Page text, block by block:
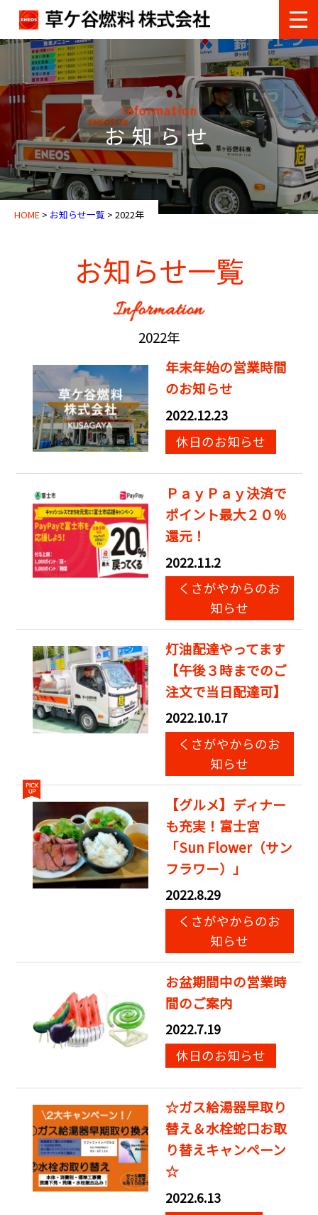
Information
お知らせ
HOME > お知らせ一覧 > 2022年
お知らせ一覧
2022年
年末年始の営業時間
のお知らせ
2022.12.23
休日のお知らせ
ＰａｙＰａｙ決済で
ポイント最大２０％
還元！
2022.11.2
くさがやからのお
知らせ
灯油配達やってます
【午後３時までのご
注文で当日配達可】
2022.10.17
くさがやからのお
知らせ
【グルメ】ディナー
も充実！富士宮
「Sun Flower（サン
フラワー）」
2022.8.29
くさがやからのお
知らせ
お盆期間中の営業時
間のご案内
2022.7.19
休日のお知らせ
☆ガス給湯器早取り
替え＆水栓蛇口お取
り替えキャンペーン
☆
2022.6.13